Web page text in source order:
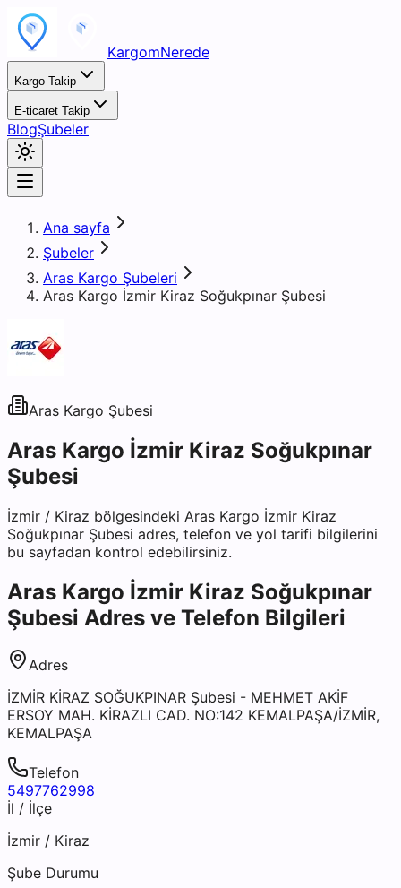
KargomNerede
Kargo Takip
E-ticaret Takip
BlogŞubeler
Ana sayfa
Şubeler
Aras Kargo Şubeleri
Aras Kargo İzmir Kiraz Soğukpınar Şubesi
Aras Kargo Şubesi
Aras Kargo İzmir Kiraz Soğukpınar
Şubesi
İzmir / Kiraz bölgesindeki Aras Kargo İzmir Kiraz
Soğukpınar Şubesi adres, telefon ve yol tarifi bilgilerini
bu sayfadan kontrol edebilirsiniz.
Aras Kargo İzmir Kiraz Soğukpınar
Şubesi Adres ve Telefon Bilgileri
Adres
İZMİR KİRAZ SOĞUKPINAR Şubesi - MEHMET AKİF
ERSOY MAH. KİRAZLI CAD. NO:142 KEMALPAŞA/İZMİR,
KEMALPAŞA
Telefon
5497762998
İl / İlçe
İzmir / Kiraz
Şube Durumu